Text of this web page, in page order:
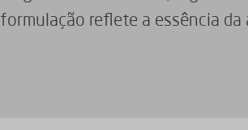
formulação reflete a essência da